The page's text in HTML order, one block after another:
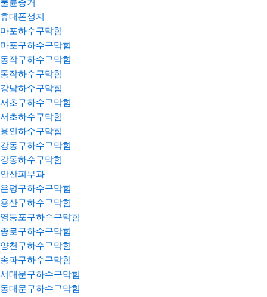
불륜증거
휴대폰성지
마포하수구막힘
마포구하수구막힘
동작구하수구막힘
동작하수구막힘
강남하수구막힘
서초구하수구막힘
서초하수구막힘
용인하수구막힘
강동구하수구막힘
강동하수구막힘
안산피부과
은평구하수구막힘
용산구하수구막힘
영등포구하수구막힘
종로구하수구막힘
양천구하수구막힘
송파구하수구막힘
서대문구하수구막힘
동대문구하수구막힘